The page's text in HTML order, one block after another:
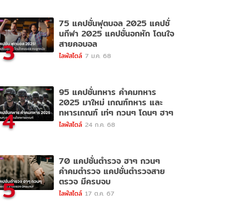
3
75 แคปชั่นฟุตบอล 2025 แคปชั่
นกีฬา 2025 แคปชั่นอกหัก โดนใจ
สายคอบอล
ไลฟ์สไตล์ 7 ม.ค. 68
4
95 แคปชั่นทหาร คำคมทหาร
2025 มาใหม่ เกณฑ์ทหาร และ
ทหารเกณฑ์ เท่ๆ กวนๆ โดนๆ ฮาๆ
ไลฟ์สไตล์ 24 ก.ค. 68
5
70 แคปชั่นตำรวจ ฮาๆ กวนๆ
คำคมตำรวจ แคปชั่นตำรวจสาย
ตรวจ มีครบจบ
ไลฟ์สไตล์ 17 ต.ค. 67